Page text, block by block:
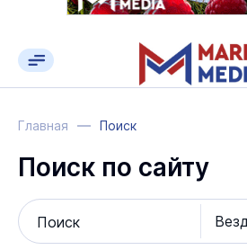
Главная Поиск
Поиск по сайту